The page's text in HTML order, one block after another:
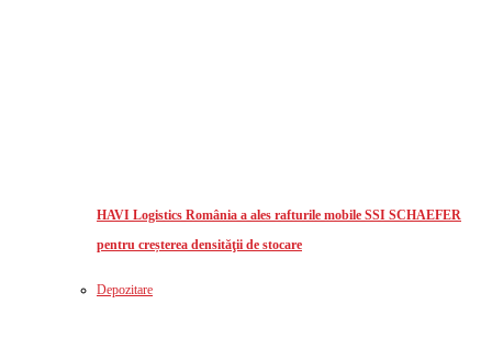
HAVI Logistics România a ales rafturile mobile SSI SCHAEFER
pentru creșterea densităţii de stocare
Depozitare